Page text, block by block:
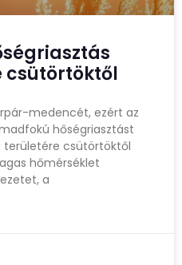
csütörtöktől
medencét, ezért az
hőségriasztást
területére csütörtöktől
hőmérséklet
a